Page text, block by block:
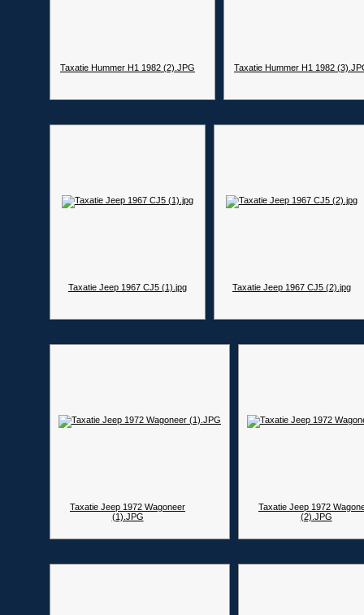
Taxatie Hummer H1 1982 (2).JPG Taxatie Hummer H1 1982
Taxatie Jeep 1967 CJ5 (1).jpg Taxatie Jeep 1967 CJ5 (2).jpg
Taxatie Jeep 1972 Wagoneer
(1).JPG
Taxatie Jeep 1972
(2).JPG